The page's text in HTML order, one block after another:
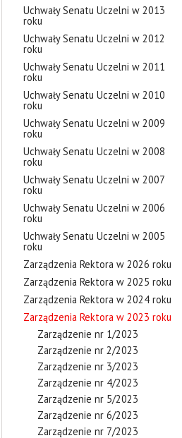
Uchwały Senatu Uczelni w 2013
roku
Uchwały Senatu Uczelni w 2012
roku
Uchwały Senatu Uczelni w 2011
roku
Uchwały Senatu Uczelni w 2010
roku
Uchwały Senatu Uczelni w 2009
roku
Uchwały Senatu Uczelni w 2008
roku
Uchwały Senatu Uczelni w 2007
roku
Uchwały Senatu Uczelni w 2006
roku
Uchwały Senatu Uczelni w 2005
roku
Zarządzenia Rektora w 2026 roku
Zarządzenia Rektora w 2025 roku
Zarządzenia Rektora w 2024 roku
Zarządzenia Rektora w 2023 roku
Zarządzenie nr 1/2023
Zarządzenie nr 2/2023
Zarządzenie nr 3/2023
Zarządzenie nr 4/2023
Zarządzenie nr 5/2023
Zarządzenie nr 6/2023
Zarządzenie nr 7/2023